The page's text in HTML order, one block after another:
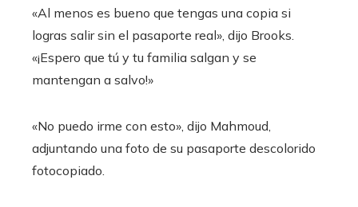
«Al menos es bueno que tengas una copia si
logras salir sin el pasaporte real», dijo Brooks.
«¡Espero que tú y tu familia salgan y se
mantengan a salvo!»
«No puedo irme con esto», dijo Mahmoud,
adjuntando una foto de su pasaporte descolorido
fotocopiado.